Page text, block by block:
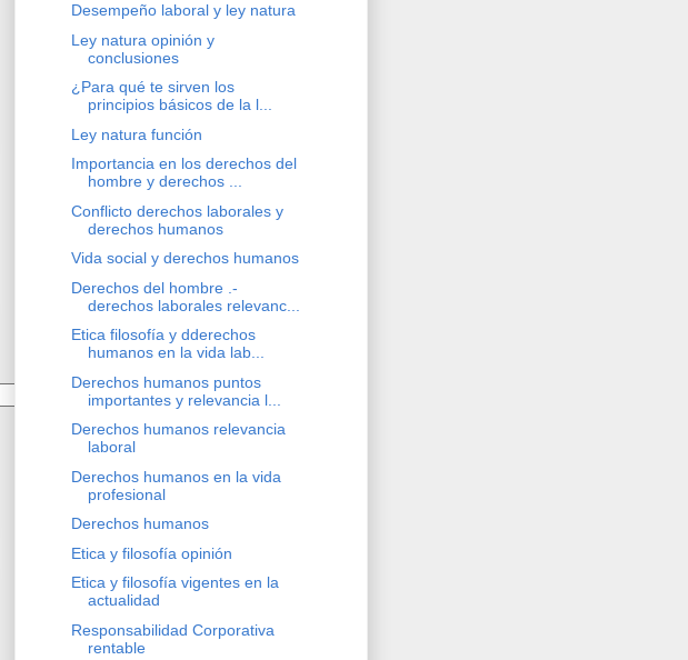
Desempeño laboral y ley natura
Ley natura opinión y
conclusiones
¿Para qué te sirven los
principios básicos de la l...
Ley natura función
Importancia en los derechos del
hombre y derechos ...
Conflicto derechos laborales y
derechos humanos
Vida social y derechos humanos
Derechos del hombre .-
derechos laborales relevanc...
Etica filosofía y dderechos
humanos en la vida lab...
Derechos humanos puntos
importantes y relevancia l...
Derechos humanos relevancia
laboral
Derechos humanos en la vida
profesional
Derechos humanos
Etica y filosofía opinión
Etica y filosofía vigentes en la
actualidad
Responsabilidad Corporativa
rentable